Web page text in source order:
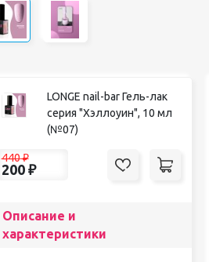
LONGE nail-bar Гель-лак
серия "Хэллоуин", 10 мл
(№07)
440₽
200 ₽
Описание и
характеристики